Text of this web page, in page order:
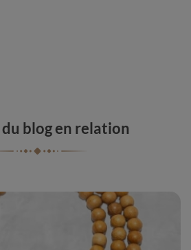
blog en relation